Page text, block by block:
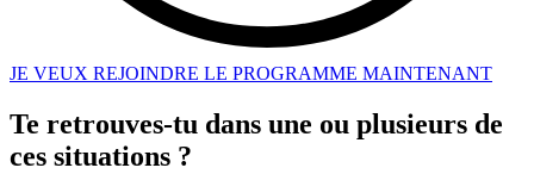
JE VEUX REJOINDRE LE PROGRAMME MAINTENANT
Te retrouves-tu dans une ou plusieurs de
ces situations ?